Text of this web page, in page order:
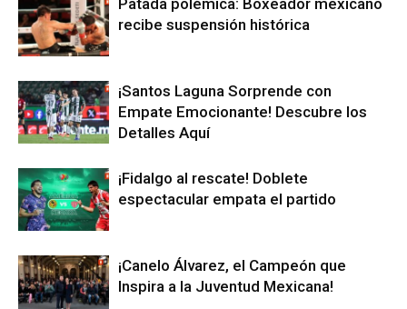
recibe suspensión histórica
¡Santos Laguna Sorprende con
Empate Emocionante! Descubre los
Detalles Aquí
¡Fidalgo al rescate! Doblete
espectacular empata el partido
¡Canelo Álvarez, el Campeón que
Inspira a la Juventud Mexicana!